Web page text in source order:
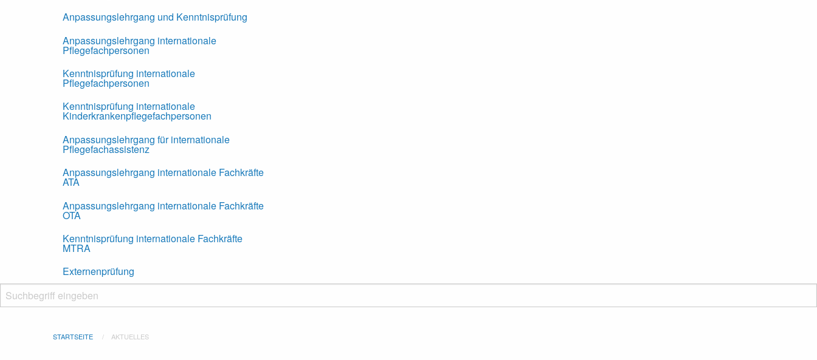
Anpassungslehrgang und Kenntnisprüfung
Anpassungslehrgang internationale
Pflegefachpersonen
Kenntnisprüfung internationale
Pflegefachpersonen
Kenntnisprüfung internationale
Kinderkrankenpflegefachpersonen
Anpassungslehrgang für internationale
Pflegefachassistenz
Anpassungslehrgang internationale Fachkräfte
ATA
Anpassungslehrgang internationale Fachkräfte
OTA
Kenntnisprüfung internationale Fachkräfte
MTRA
Externenprüfung
Suchbegriff eingeben
Suche startenSTARTSEITE AKTUELLES